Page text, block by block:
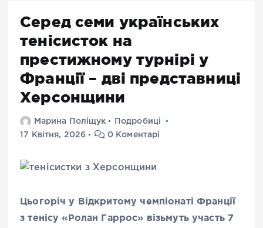
Серед семи українських
тенісисток на
престижному турнірі у
Франції – дві представниці
Херсонщини
Марина Поліщук
Подробиці
17 Квітня, 2026
0 Коментарі
Цьогоріч у Відкритому чемпіонаті Франції
з тенісу «Ролан Гаррос» візьмуть участь 7